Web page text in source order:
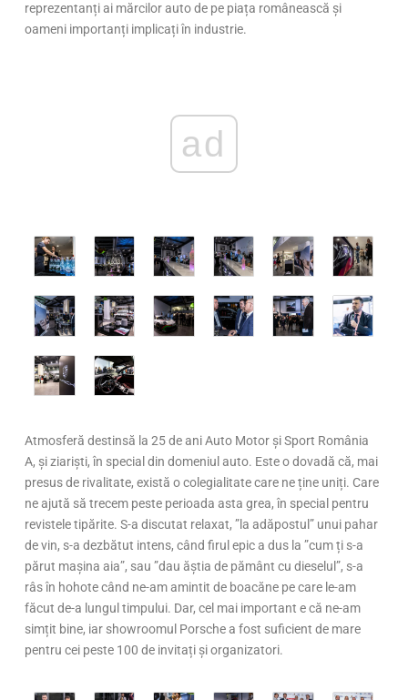
reprezentanți ai mărcilor auto de pe piața românească și
oameni importanți implicați în industrie.
ad
Atmosferă destinsă la 25 de ani Auto Motor și Sport România
A, și ziariști, în special din domeniul auto. Este o dovadă că, mai
presus de rivalitate, există o colegialitate care ne ține uniți. Care
ne ajută să trecem peste perioada asta grea, în special pentru
revistele tipărite. S-a discutat relaxat, ”la adăpostul” unui pahar
de vin, s-a dezbătut intens, când firul epic a dus la ”cum ți s-a
părut mașina aia”, sau ”dau ăștia de pământ cu dieselul”, s-a
râs în hohote când ne-am amintit de boacăne pe care le-am
făcut de-a lungul timpului. Dar, cel mai important e că ne-am
simțit bine, iar showroomul Porsche a fost suficient de mare
pentru cei peste 100 de invitați și organizatori.